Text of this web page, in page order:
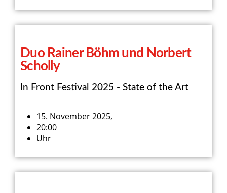
Duo Rainer Böhm und Norbert
Scholly
In Front Festival 2025 - State of the Art
15. November 2025,
20:00
Uhr